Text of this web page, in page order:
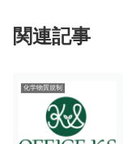
関連記事
化学物質規制